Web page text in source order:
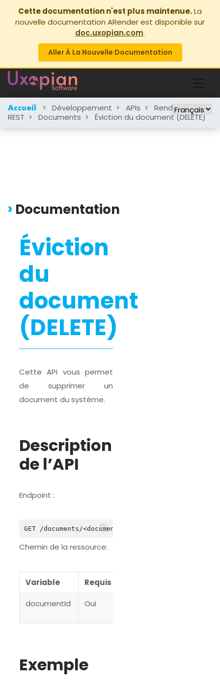
Cette documentation n'est plus maintenue.La
nouvelle documentation ARender est disponible sur
doc.uxopian.com.
Aller À La Nouvelle Documentation
Accueil > Développement > APIs > Rendition>
REST > Documents > Éviction du document (DELETE)
Documentation
Éviction
du
document
(DELETE)
Cette API vous permet
de supprimer un
document du système.
Description
de l’API
Endpoint :
Chemin de la ressource:
Variable Requis
documentId Oui
Exemple